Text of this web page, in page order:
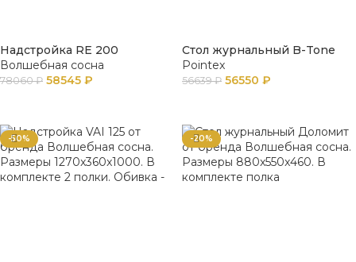
Надстройка RE 200
Волшебная сосна
78060₽ 58545 ₽
Стол журнальный B-Tone
Pointex
56639₽ 56550 ₽
-50% -20%